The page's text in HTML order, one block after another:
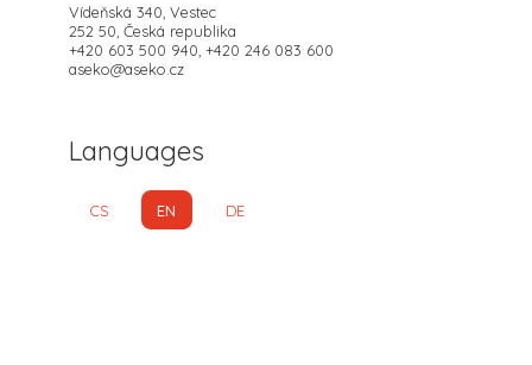
Vídeňská 340, Vestec
252 50, Česká republika
+420 603 500 940, +420 246 083 600
aseko@aseko.cz
Languages
CS EN DE